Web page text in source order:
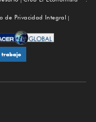
de Privacidad Integral
trabajo